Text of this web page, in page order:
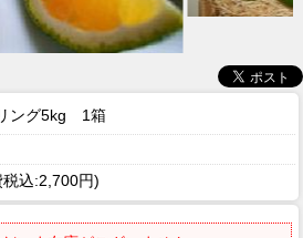
ング5kg 1箱
込:2,700円)